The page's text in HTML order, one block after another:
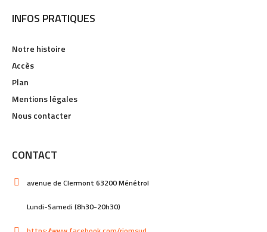
INFOS PRATIQUES
Notre histoire
Accès
Plan
Mentions légales
Nous contacter
CONTACT
avenue de Clermont 63200 Ménétrol
Lundi-Samedi (8h30-20h30)